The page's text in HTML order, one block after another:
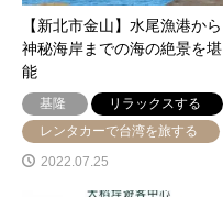
【新北市金山】水尾漁港から
神秘海岸までの海の絶景を堪
能
基隆
リラックスする
レンタカーで台湾を旅する
2022.07.25